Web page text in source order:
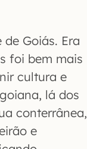
Goiás. Era
foi bem mais
cultura e
lá dos
conterrânea,
e